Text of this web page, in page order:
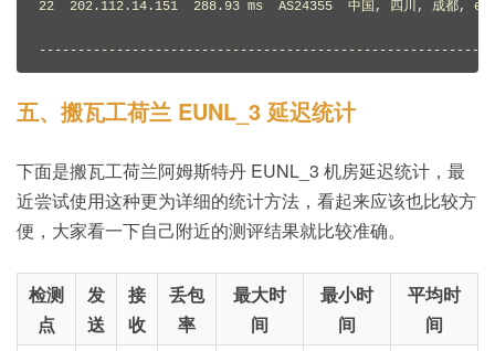
22  202.112.14.151  288.93 ms  AS24355  中国, 四川, 成都,
五、搬瓦工荷兰 EUNL_3 延迟统计
下面是搬瓦工荷兰阿姆斯特丹 EUNL_3 机房延迟统计，最
近尝试使用这种更为详细的统计方法，看起来应该也比较方
便，大家看一下自己附近的测评结果就比较准确。
检测
点
发
送
接
收
丢包
率
最大时
间
最小时
间
平均时
间